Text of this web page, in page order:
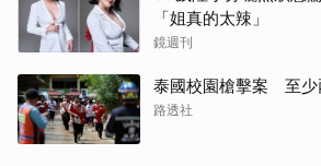
「姐真的太辣」
鏡週刊
泰國校園槍擊案 至少
路透社